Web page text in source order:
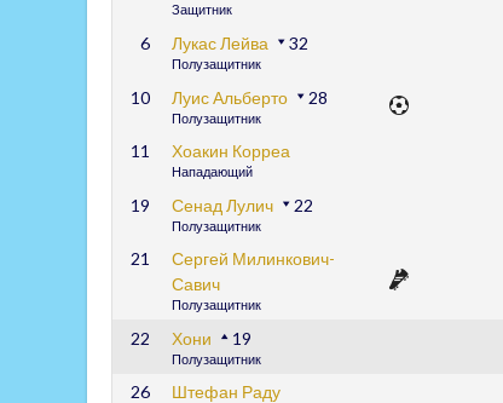
Защитник
6 Лукас Лейва 32
Полузащитник
10 Луис Альберто 28
Полузащитник
11 Хоакин Корреа
Нападающий
19 Сенад Лулич 22
Полузащитник
21
Сергей Милинкович-
Савич
Полузащитник
22 Хони 19
Полузащитник
26 Штефан Раду